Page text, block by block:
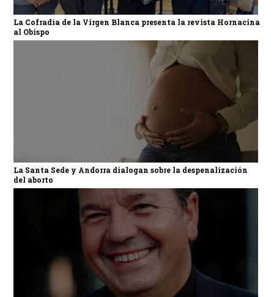
La Cofradía de la Virgen Blanca presenta la revista Hornacina
al Obispo
La Santa Sede y Andorra dialogan sobre la despenalización
del aborto